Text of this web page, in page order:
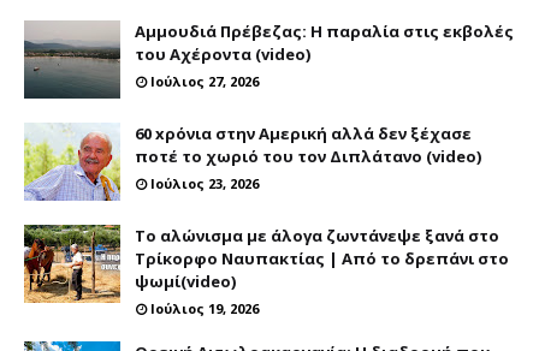
Αμμουδιά Πρέβεζας: Η παραλία στις εκβολές
του Αχέροντα (video)
Ιούλιος 27, 2026
60 xρόνια στην Αμερική αλλά δεν ξέχασε
ποτέ το χωριό του τον Διπλάτανο (video)
Ιούλιος 23, 2026
Το αλώνισμα με άλογα ζωντάνεψε ξανά στο
Τρίκορφο Ναυπακτίας | Από το δρεπάνι στο
ψωμί(video)
Ιούλιος 19, 2026